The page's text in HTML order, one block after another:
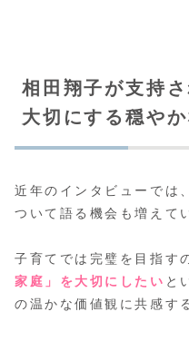
相田翔子が支持
大切にする穏や
近年のインタビューでは
ついて語る機会も増えて
子育てでは完璧を目指す
家庭」を大切にしたい と
の温かな価値観に共感す